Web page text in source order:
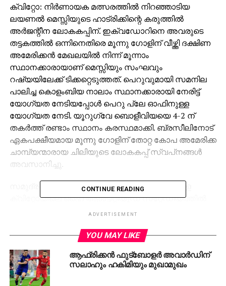
ക്വിറ്റോ: നിര്‍ണായക മത്സരത്തില്‍ നിറഞ്ഞാടിയ
ലയണല്‍ മെസ്സിയുടെ ഹാട്രിക്കിന്റെ കരുത്തില്‍
അര്‍ജന്റീന ലോകകപ്പിന്. ഇക്വഡോറിനെ അവരുടെ
തട്ടകത്തില്‍ ഒന്നിനെതിരെ മൂന്നു ഗോളിന് വീഴ്ത്തി ദക്ഷിണ
അമേരിക്കന്‍ മേഖലയില്‍ നിന്ന് മൂന്നാം
സ്ഥാനക്കാരായാണ് മെസ്സിയും സംഘവും
റഷ്യയിലേക്ക് ടിക്കറ്റെടുത്തത്. പെറുവുമായി സമനില
പാലിച്ച കൊളംബിയ നാലാം സ്ഥാനക്കാരായി നേരിട്ട്
യോഗ്യത നേടിയപ്പോള്‍ പെറു പ്ലേ ഓഫിനുള്ള
യോഗ്യത നേടി. യൂറുഗ്വേ ബൊളീവിയയെ 4-2 ന്
തകര്‍ത്ത് രണ്ടാം സ്ഥാനം കരസ്ഥമാക്കി. ബ്രസീലിനോട്
ഏകപക്ഷീയമായ മൂന്നു ഗോളിന് തോറ്റ കോപ അമേരിക്ക
ചാമ്പ്യന്മാരായ ചിലിയുടെ ലോകകപ്പ് സ്വപ്‌നങ്ങള്‍
അവസാനിച്ചു.
സമുദ്ര നിരപ്പില്‍ നിന്ന് 9350 അടി ഉയരത്തിലുള്ള
ക്വിറ്റോയിലെ ഹൈ ആള്‍ട്ടിറ്റിയൂഡ് സ്‌റ്റേഡിയത്തില്‍
ഒരു ഗോള്‍ വഴങ്ങിയതിനു ശേഷമായിരുന്നു
മത്സരത്തിന്റെ 40-ാം സെക്കന്റില്‍ തന്നെ ഇബാറ
അര്‍ജന്റീനയുടെ ലോകകപ്പ് സ്വപ്‌നങ്ങള്‍ക്കു മേല്‍
കരിനിഴല്‍ പരന്നിരുന്നു. എന്നാല്‍ 12-ാം മിനുട്ടില്‍ 12-ാം
മിനുട്ടില്‍ എയ്ഞ്ചല്‍ ഡി മരിയക്ക് കൊടുത്തുവാങ്ങിയ
CONTINUE READING
ADVERTISEMENT
YOU MAY LIKE
ആഫ്രിക്കന്‍ ഫുട്‌ബോളര്‍ അവാര്‍ഡിന്
സലാഹും ഹകിമിയും മുഖാമുഖം